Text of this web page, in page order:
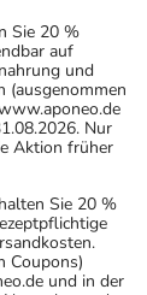
Sie 20 %
auf
und
(ausgenommen
Nur
Aktion früher
Sie 20 %
Coupons)
und in der